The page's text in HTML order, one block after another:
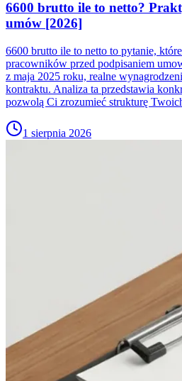
6600 brutto ile to netto?
umów [2026]
6600 brutto ile to netto to pytanie,
pracowników przed podpisaniem
z maja 2025 roku, realne
kontraktu. Analiza ta przedstawia
pozwolą Ci zrozumieć strukturę
1 sierpnia 2026